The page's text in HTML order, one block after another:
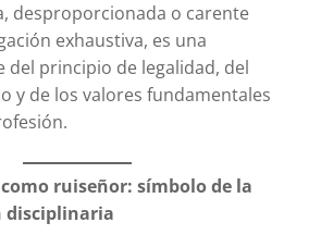
desproporcionada o carente
exhaustiva, es una
del principio de legalidad, del
y de los valores fundamentales
ruiseñor: símbolo de la
disciplinaria